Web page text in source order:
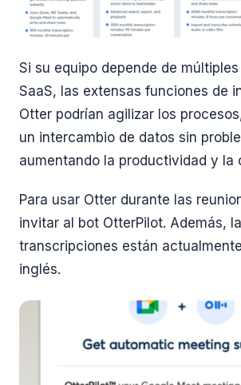
Si su equipo depende de
SaaS, las extensas funciones de
Otter podrían agilizar los
un intercambio de datos sin
aumentando la productividad y la
Para usar Otter durante las
invitar al bot OtterPilot. Además,
transcripciones están
inglés.